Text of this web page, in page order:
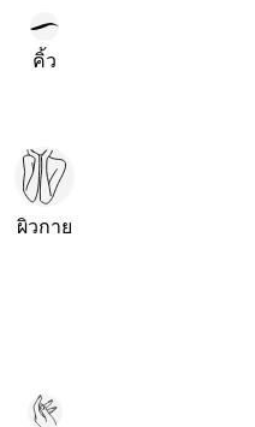
คิ้ว
ผิวกาย